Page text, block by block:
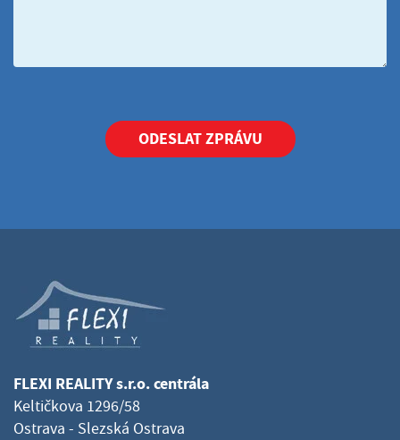
ODESLAT ZPRÁVU
FLEXI REALITY s.r.o. centrála
Keltičkova 1296/58
Ostrava - Slezská Ostrava